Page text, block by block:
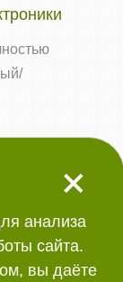
22:00+
анализа
сайта.
вы даёте